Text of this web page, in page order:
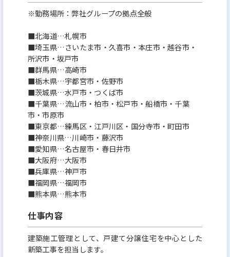
【理由3】
ップを目指しやすい
東証プライム市場上場企業で現在も業績は右肩上が
り、弊社が目指している住宅供給数日本No.1に向
け、今のところ達成可能ペース。あと6年以内でNo.1
が達成出来ます。拡大中の弊社は、業績拡大ペースに
比べて幹部候補の社員が足りていません。30代で部
長クラスはもちろん、役員も十分目指せます。上場
企業の幹部になれるチャンスのある企業はそう多く
はないはず。
■業務のやりがい：
ず評価してもらえる環境と、仕事を任せてもらえる風
土がある為、キャリアアップ形成のしやすい環境で
※勤務場所：弊社グループの拠点全般
■北海道…札幌市
■埼玉県…さいたま市・久喜市・本庄市・越谷市・
所沢市・坂戸市
■群馬県…高崎市
■栃木県…宇都宮市・佐野市
■茨城県…水戸市・つくば市
■千葉県…流山市・柏市・松戸市・船橋市・千葉
市・市原市
■東京都…練馬区・江戸川区・国分寺市・町田市
■神奈川県…川崎市・藤沢市
■愛知県…名古屋市・春日井市
■大阪府…大阪市
■兵庫県…神戸市
■福岡県…福岡市
■熊本県…熊本市
仕事内容
建築施工管理として、戸建て分譲住宅を中心とした
新築工事を担当します。